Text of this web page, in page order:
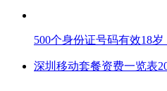
500个身份证号码有效18岁
深圳移动套餐资费一览表